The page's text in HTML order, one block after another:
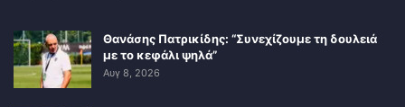
Θανάσης Πατρικίδης: “Συνεχίζουμε τη δουλειά
με το κεφάλι ψηλά”
Αυγ 8, 2026